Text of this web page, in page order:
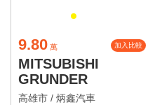
9.80 萬 加入比較
MITSUBISHI
GRUNDER
高雄市 / 炳鑫汽車